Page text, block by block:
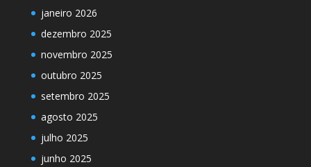
janeiro 2026
dezembro 2025
novembro 2025
outubro 2025
setembro 2025
agosto 2025
julho 2025
junho 2025